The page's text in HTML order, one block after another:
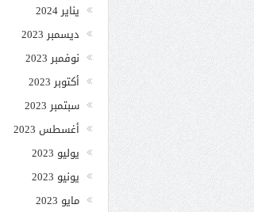
يناير 2024
ديسمبر 2023
نوفمبر 2023
أكتوبر 2023
سبتمبر 2023
أغسطس 2023
يوليو 2023
يونيو 2023
مايو 2023